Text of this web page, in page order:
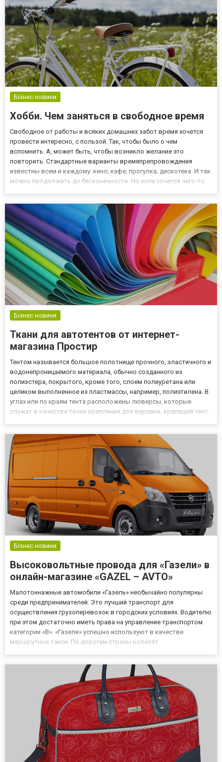
Бізнес новини
Хобби. Чем заняться в свободное время
Свободное от работы и всяких домашних забот время хочется
провести интересно, с пользой. Так, чтобы было о чем
вспомнить. А, может быть, чтобы возникло желание это
повторить. Стандартные варианты времяпрепровождения
известны всем и каждому: кино; кафе; прогулка; дискотека. И так
можно продолжать до бесконечности. Но если хочется чего-то
че...
Бізнес новини
Ткани для автотентов от интернет-
магазина Простир
Тентом называется большое полотнище прочного, эластичного и
водонепроницаемого материала, обычно созданного из
полиэстера, покрытого, кроме того, слоем полиуретана или
целиком выполненное из пластмассы, например, полиэтилена. В
углах или по краям тента расположены люверсы, которые
служат в качестве точек крепления для веревки, крепящей тент
Бізнес новини
Высоковольтные провода для «Газели» в
онлайн-магазине «GAZEL – AVTO»
Малотоннажные автомобили «Газель» необычайно популярны
среди предпринимателей. Это лучший транспорт для
осуществления грузоперевозок в городских условиях. Водителю
при этом достаточно иметь права на управление транспортом
категории «В». «Газели» успешно используют в качестве
маршрутных такси. По дорогам страны колесят
качествам и высокой проходимости м...